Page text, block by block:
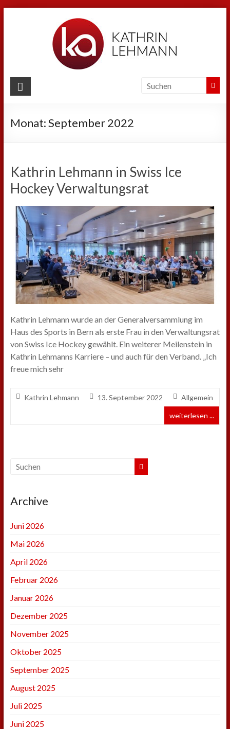
Kathrin
Sport
Privat
Monat:September 2022
Kathrin Lehmann in Swiss Ice
Hockey Verwaltungsrat
Kathrin Lehmann wurde an der Generalversammlung im
Haus des Sports in Bern als erste Frau in den Verwaltungsrat
von Swiss Ice Hockey gewählt. Ein weiterer Meilenstein in
Kathrin Lehmanns Karriere – und auch für den Verband. „Ich
freue mich sehr
Kathrin Lehmann 13. September 2022 Allgemein
weiterlesen ...
Archive
Juni 2026
Mai 2026
April 2026
Februar 2026
Januar 2026
Dezember 2025
November 2025
Oktober 2025
September 2025
August 2025
Juli 2025
Juni 2025